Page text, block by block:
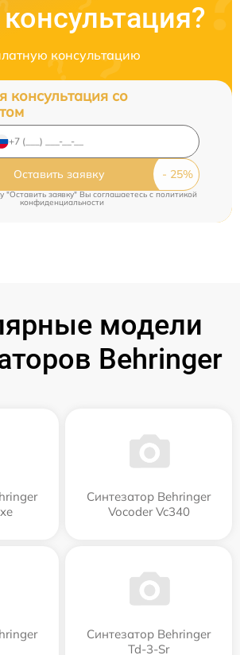
консультацию
консультация со
Оставить заявку
"Оставить заявку" Вы соглашаетесь cполитикой
конфиденциальности
модели
Behringer
Синтезатор Behringer
Vocoder Vc340
Синтезатор Behringer
Td-3-Sr